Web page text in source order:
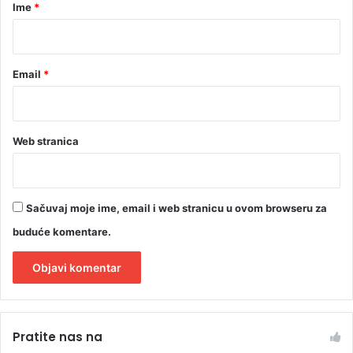
)
Ime *
Email *
Web stranica
Sačuvaj moje ime, email i web stranicu u ovom browseru za
buduće komentare.
tPratite nas na